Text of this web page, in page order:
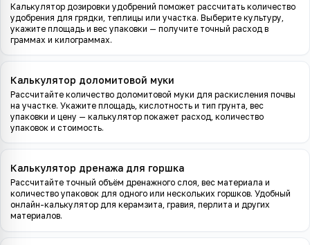
Калькулятор дозировки удобрений поможет рассчитать количество
удобрения для грядки, теплицы или участка. Выберите культуру,
укажите площадь и вес упаковки — получите точный расход в
граммах и килограммах.
Калькулятор доломитовой муки
Рассчитайте количество доломитовой муки для раскисления почвы
на участке. Укажите площадь, кислотность и тип грунта, вес
упаковки и цену — калькулятор покажет расход, количество
упаковок и стоимость.
Калькулятор дренажа для горшка
Рассчитайте точный объём дренажного слоя, вес материала и
количество упаковок для одного или нескольких горшков. Удобный
онлайн-калькулятор для керамзита, гравия, перлита и других
материалов.